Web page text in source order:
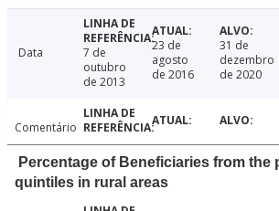
Data
7 de
outubro
de 2013
23 de
agosto
de 2016
31 de
dezembro
de 2020
Comentário
Percentage of Beneficiaries from the
quintiles in rural areas